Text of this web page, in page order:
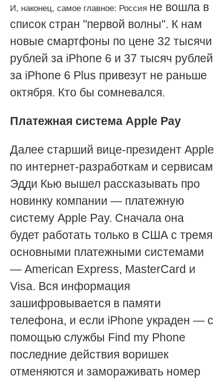
И, наконец, самое главное: Россия не вошла в
список стран "первой волны". К нам
новые смартфоны по цене 32 тысячи
рублей за iPhone 6 и 37 тысяч рублей
за iPhone 6 Plus привезут не раньше
октября. Кто бы сомневался.
Платежная система Apple Pay
Далее старший вице-президент Apple
по интернет-разработкам и сервисам
Эдди Кью вышел рассказывать про
новинку компании — платежную
систему Apple Pay. Сначала она
будет работать только в США с тремя
основными платежными системами
— American Express, MasterCard и
Visa. Вся информация
зашифровывается в памяти
телефона, и если iPhone украден — с
помощью службы Find my Phone
последние действия воришек
отменяются и замораживать номер